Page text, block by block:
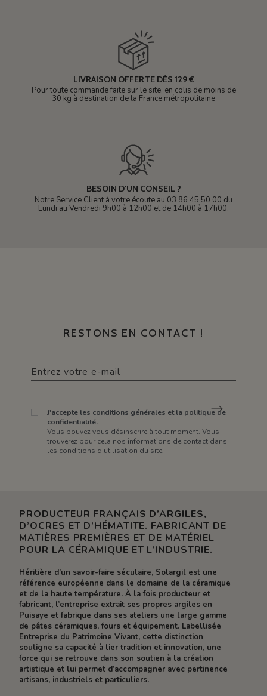
LIVRAISON OFFERTE DÈS 129 €
Pour toute commande faite sur le site, en colis de moins de
30 kg à destination de la France métropolitaine
BESOIN D'UN CONSEIL ?
Notre Service Client à votre écoute au 03 86 45 50 00 du
Lundi au Vendredi 9h00 à 12h00 et de 14h00 à 17h00.
RESTONS EN CONTACT !
J'accepte les conditions générales et la politique de
confidentialité.
Vous pouvez vous désinscrire à tout moment. Vous
trouverez pour cela nos informations de contact dans
les conditions d'utilisation du site.
PRODUCTEUR FRANÇAIS D’ARGILES,
D’OCRES ET D’HÉMATITE. FABRICANT DE
MATIÈRES PREMIÈRES ET DE MATÉRIEL
POUR LA CÉRAMIQUE ET L’INDUSTRIE.
Héritière d’un savoir-faire séculaire, Solargil est une
référence européenne dans le domaine de la céramique
et de la haute température. À la fois producteur et
fabricant, l’entreprise extrait ses propres argiles en
Puisaye et fabrique dans ses ateliers une large gamme
de pâtes céramiques, fours et équipement. Labellisée
Entreprise du Patrimoine Vivant, cette distinction
souligne sa capacité à lier tradition et innovation, une
force qui se retrouve dans son soutien à la création
artistique et lui permet d’accompagner avec pertinence
artisans, industriels et particuliers.